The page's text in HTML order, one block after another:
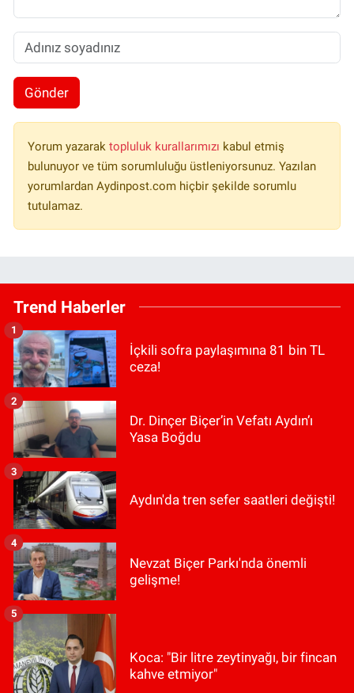
Gönder
Yorum yazarak topluluk kurallarımızı kabul etmiş
bulunuyor ve tüm sorumluluğu üstleniyorsunuz. Yazılan
yorumlardan Aydinpost.com hiçbir şekilde sorumlu
tutulamaz.
Trend Haberler
İçkili sofra paylaşımına 81 bin TL
ceza!
1
Dr. Dinçer Biçer’in Vefatı Aydın’ı
Yasa Boğdu
2
Aydın'da tren sefer saatleri değişti!
3
Nevzat Biçer Parkı'nda önemli
gelişme!
4
Koca: "Bir litre zeytinyağı, bir fincan
kahve etmiyor"
5